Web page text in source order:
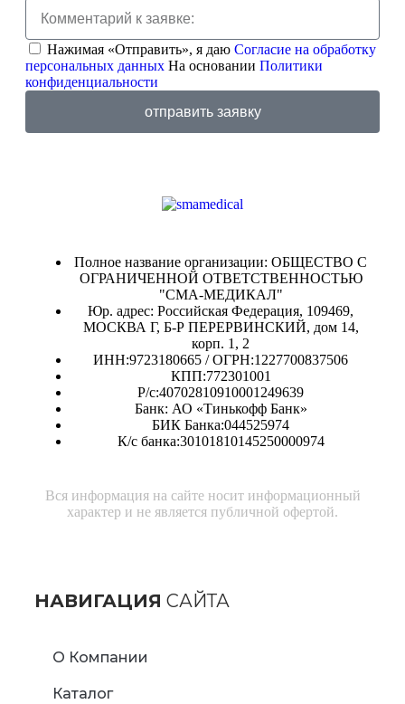
Нажимая «Отправить», я даю Согласие на обработку
персональных данных На основании Политики
конфиденциальности
отправить заявку
Полное название организации: ОБЩЕСТВО С
ОГРАНИЧЕННОЙ ОТВЕТСТВЕННОСТЬЮ
"СМА-МЕДИКАЛ"
Юр. адрес: Российская Федерация, 109469,
МОСКВА Г, Б-Р ПЕРЕРВИНСКИЙ, дом 14,
корп. 1, 2
ИНН:9723180665 / ОГРН:1227700837506
КПП:772301001
Р/с:40702810910001249639
Банк: АО «Тинькофф Банк»
БИК Банка:044525974
К/с банка:30101810145250000974
Вся информация на сайте носит информационный
характер и не является публичной офертой.
НАВИГАЦИЯ САЙТА
О Компании
Каталог